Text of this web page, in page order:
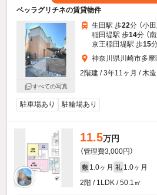
ベッラグリチネの賃貸物件
すべての写真
生田駅 歩22分 （小田
稲田堤駅 歩14分 （
京王稲田堤駅 歩15
神奈川県川崎市多
2階建 / 3年11ヶ月 / 木造
駐車場あり 駐輪場あり
11.5万円
（管理費3,000円）
敷 1.0ヶ月 礼 1.0ヶ月
2階 / 1LDK / 50.1㎡